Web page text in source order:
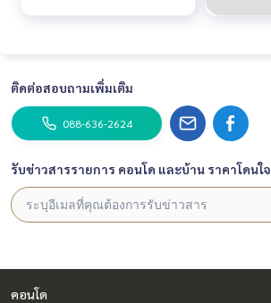
ติดต่อสอบถามเพิ่มเติม
088-636-2624
รับข่าวสารรายการ คอนโด และบ้าน ราคาโดนใจ
คอนโด